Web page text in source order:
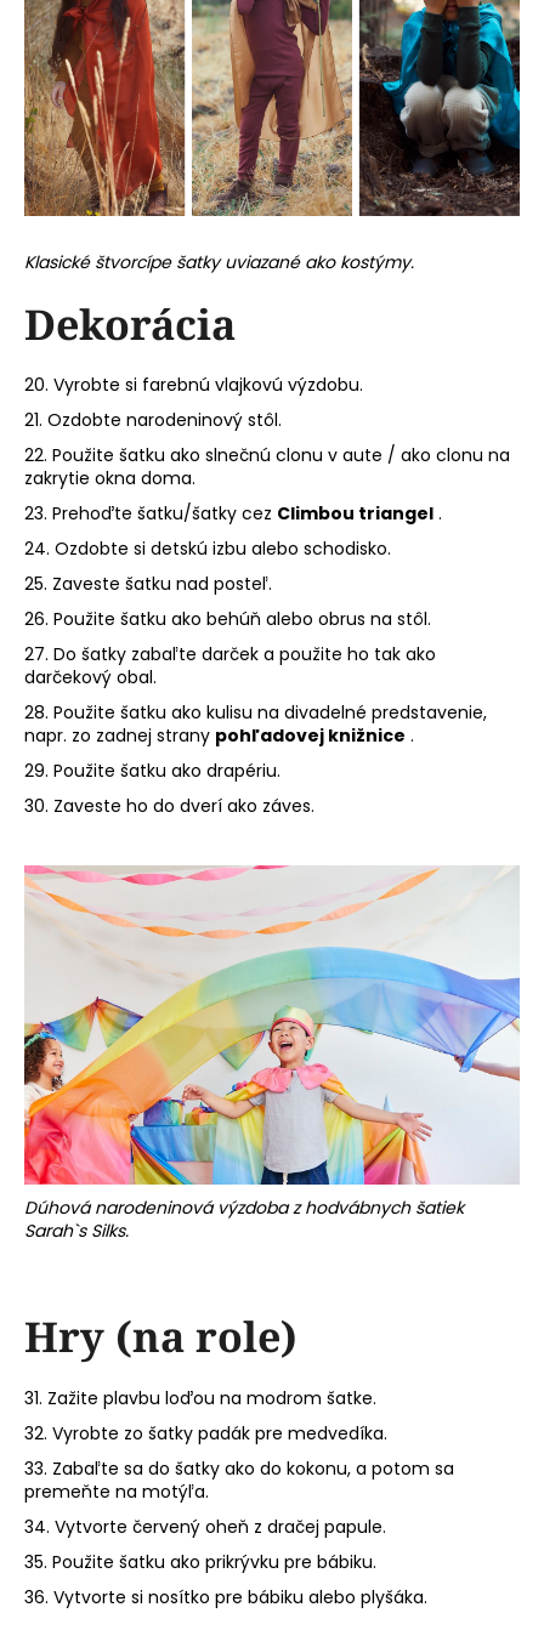
Klasické štvorcípe šatky uviazané ako kostýmy.
Dekorácia
20. Vyrobte si farebnú vlajkovú výzdobu.
21. Ozdobte narodeninový stôl.
22. Použite šatku ako slnečnú clonu v aute / ako clonu na
zakrytie okna doma.
23. Prehoďte šatku/šatky cez Climbou triangel .
24. Ozdobte si detskú izbu alebo schodisko.
25. Zaveste šatku nad posteľ.
26. Použite šatku ako behúň alebo obrus na stôl.
27. Do šatky zabaľte darček a použite ho tak ako
darčekový obal.
28. Použite šatku ako kulisu na divadelné predstavenie,
napr. zo zadnej strany pohľadovej knižnice .
29. Použite šatku ako drapériu.
30. Zaveste ho do dverí ako záves.
Dúhová narodeninová výzdoba z hodvábnych šatiek
Sarah`s Silks.
Hry (na role)
31. Zažite plavbu loďou na modrom šatke.
32. Vyrobte zo šatky padák pre medvedíka.
33. Zabaľte sa do šatky ako do kokonu, a potom sa
premeňte na motýľa.
34. Vytvorte červený oheň z dračej papule.
35. Použite šatku ako prikrývku pre bábiku.
36. Vytvorte si nosítko pre bábiku alebo plyšáka.